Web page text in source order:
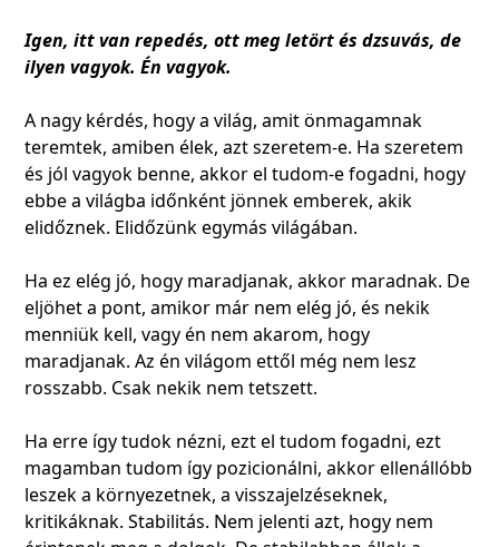
Igen, itt van repedés, ott meg letört és dzsuvás, de
ilyen vagyok. Én vagyok.
A nagy kérdés, hogy a világ, amit önmagamnak
teremtek, amiben élek, azt szeretem-e. Ha szeretem
és jól vagyok benne, akkor el tudom-e fogadni, hogy
ebbe a világba időnként jönnek emberek, akik
elidőznek. Elidőzünk egymás világában.
Ha ez elég jó, hogy maradjanak, akkor maradnak. De
eljöhet a pont, amikor már nem elég jó, és nekik
menniük kell, vagy én nem akarom, hogy
maradjanak. Az én világom ettől még nem lesz
rosszabb. Csak nekik nem tetszett.
Ha erre így tudok nézni, ezt el tudom fogadni, ezt
magamban tudom így pozicionálni, akkor ellenállóbb
leszek a környezetnek, a visszajelzéseknek,
kritikáknak. Stabilitás. Nem jelenti azt, hogy nem